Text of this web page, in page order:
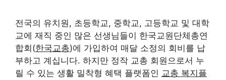
전국의 유치원, 초등학교, 중학교, 고등학교 및 대학
교에 재직 중인 많은 선생님들이 한국교원단체총연
합회(한국교총)에 가입하여 매달 소정의 회비를 납
부하고 계십니다. 하지만 정작 교총 회원으로서 누
릴 수 있는 생활 밀착형 혜택 플랫폼인 교총 복지플